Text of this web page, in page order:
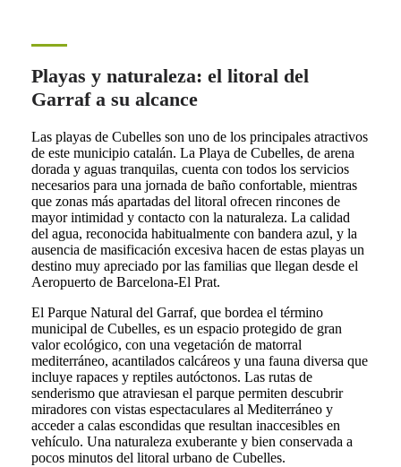
Playas y naturaleza: el litoral del
Garraf a su alcance
Las playas de Cubelles son uno de los principales atractivos
de este municipio catalán. La Playa de Cubelles, de arena
dorada y aguas tranquilas, cuenta con todos los servicios
necesarios para una jornada de baño confortable, mientras
que zonas más apartadas del litoral ofrecen rincones de
mayor intimidad y contacto con la naturaleza. La calidad
del agua, reconocida habitualmente con bandera azul, y la
ausencia de masificación excesiva hacen de estas playas un
destino muy apreciado por las familias que llegan desde el
Aeropuerto de Barcelona-El Prat.
El Parque Natural del Garraf, que bordea el término
municipal de Cubelles, es un espacio protegido de gran
valor ecológico, con una vegetación de matorral
mediterráneo, acantilados calcáreos y una fauna diversa que
incluye rapaces y reptiles autóctonos. Las rutas de
senderismo que atraviesan el parque permiten descubrir
miradores con vistas espectaculares al Mediterráneo y
acceder a calas escondidas que resultan inaccesibles en
vehículo. Una naturaleza exuberante y bien conservada a
pocos minutos del litoral urbano de Cubelles.